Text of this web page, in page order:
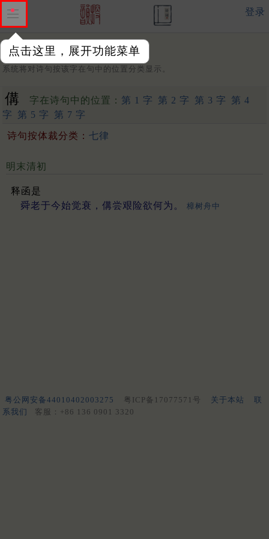
点击这里，展开功能菜单
登录
字：
系统将对诗句按该字在句中的位置分类显示。
傋 字在诗句中的位置： 第 1 字 第 2 字 第 3 字
第 4
字
第 5 字 第 7 字
诗句按体裁分类： 七律
明末清初
释函是
舜老于今始觉衰，傋尝艰险欲何为。
樟树舟中
粤公网安备44010402003275 粤ICP备17077571号 关于本站
联
系我们
客服：+86 136 0901 3320